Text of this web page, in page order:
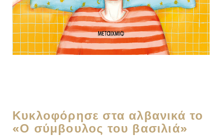
Κυκλοφόρησε στα αλβανικά το
«Ο σύμβουλος του βασιλιά»